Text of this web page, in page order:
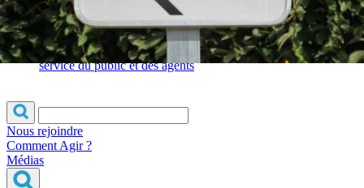
Contractuels
Le dialogue social engagé pour une Intelligence Artificielle au
service du public et des agents
Nous rejoindre
Comment Agir ?
Médias